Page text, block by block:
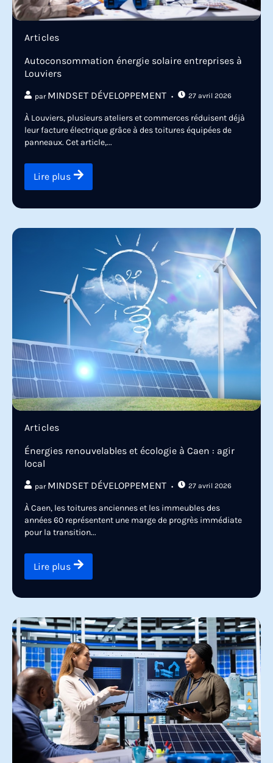
Articles
Autoconsommation énergie solaire entreprises à
Louviers
par MINDSET DÉVELOPPEMENT 27 avril 2026
À Louviers, plusieurs ateliers et commerces réduisent déjà
leur facture électrique grâce à des toitures équipées de
panneaux. Cet article,...
Lire plus
Articles
Énergies renouvelables et écologie à Caen : agir
local
par MINDSET DÉVELOPPEMENT 27 avril 2026
À Caen, les toitures anciennes et les immeubles des
années 60 représentent une marge de progrès immédiate
pour la transition...
Lire plus